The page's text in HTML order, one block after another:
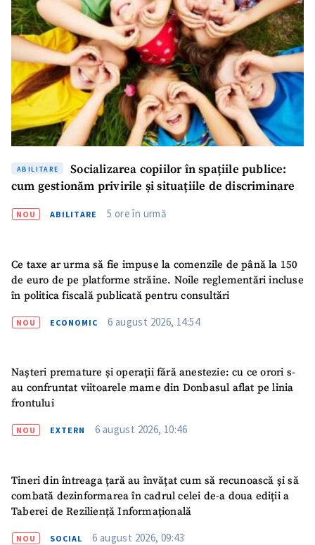
ABILITARE
Socializarea copiilor în spațiile publice:
cum gestionăm privirile și situațiile de discriminare
NOU ABILITARE 5 ore în urmă
Ce taxe ar urma să fie impuse la comenzile de până la 150
de euro de pe platforme străine. Noile reglementări incluse
în politica fiscală publicată pentru consultări
NOU ECONOMIC 6 august 2026, 14:54
Nașteri premature și operații fără anestezie: cu ce orori s-
au confruntat viitoarele mame din Donbasul aflat pe linia
frontului
NOU EXTERN 6 august 2026, 10:46
Tineri din întreaga țară au învățat cum să recunoască și să
combată dezinformarea în cadrul celei de-a doua ediții a
Taberei de Reziliență Informațională
NOU SOCIAL 6 august 2026, 09:43
ȘTIREA MEA
Titlu știre
+ Adaugă titlu
Link media
+ Link media
CONTACT SURSĂ
Sursă anonimă